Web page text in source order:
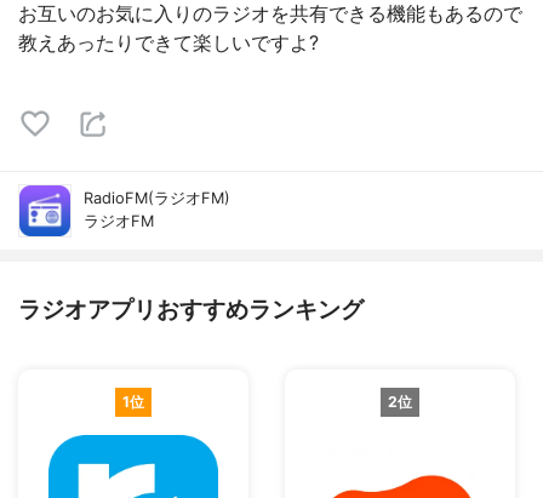
お互いのお気に入りのラジオを共有できる機能もあるので
教えあったりできて楽しいですよ?
RadioFM(ラジオFM)
ラジオFM
ラジオアプリおすすめランキング
1位 2位